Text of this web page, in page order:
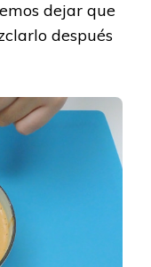
dejar que
después